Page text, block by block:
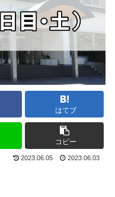
はてブ
コピー
2023.06.05 2023.06.03